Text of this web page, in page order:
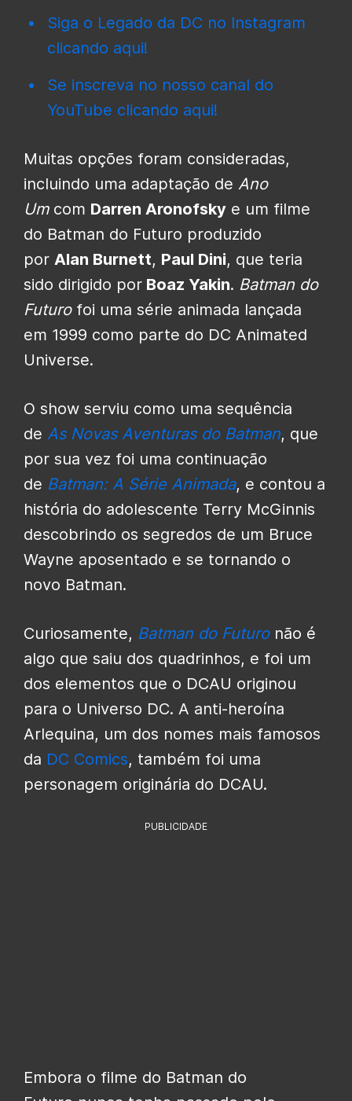
Siga o Legado da DC no Instagram
clicando aqui!
Se inscreva no nosso canal do
YouTube clicando aqui!
Muitas opções foram consideradas,
incluindo uma adaptação de Ano
Um com Darren Aronofsky e um filme
do Batman do Futuro produzido
por Alan Burnett, Paul Dini, que teria
sido dirigido por Boaz Yakin. Batman do
Futurofoi uma série animada lançada
em 1999 como parte do DC Animated
Universe.
O show serviu como uma sequência
de As Novas Aventuras do Batman, que
por sua vez foi uma continuação
de Batman: A Série Animada, e contou a
história do adolescente Terry McGinnis
descobrindo os segredos de um Bruce
Wayne aposentado e se tornando o
novo Batman.
Curiosamente, Batman do Futuronão é
algo que saiu dos quadrinhos, e foi um
dos elementos que o DCAU originou
para o Universo DC. A anti-heroína
Arlequina, um dos nomes mais famosos
da DC Comics, também foi uma
personagem originária do DCAU.
PUBLICIDADE
Embora o filme do Batman do